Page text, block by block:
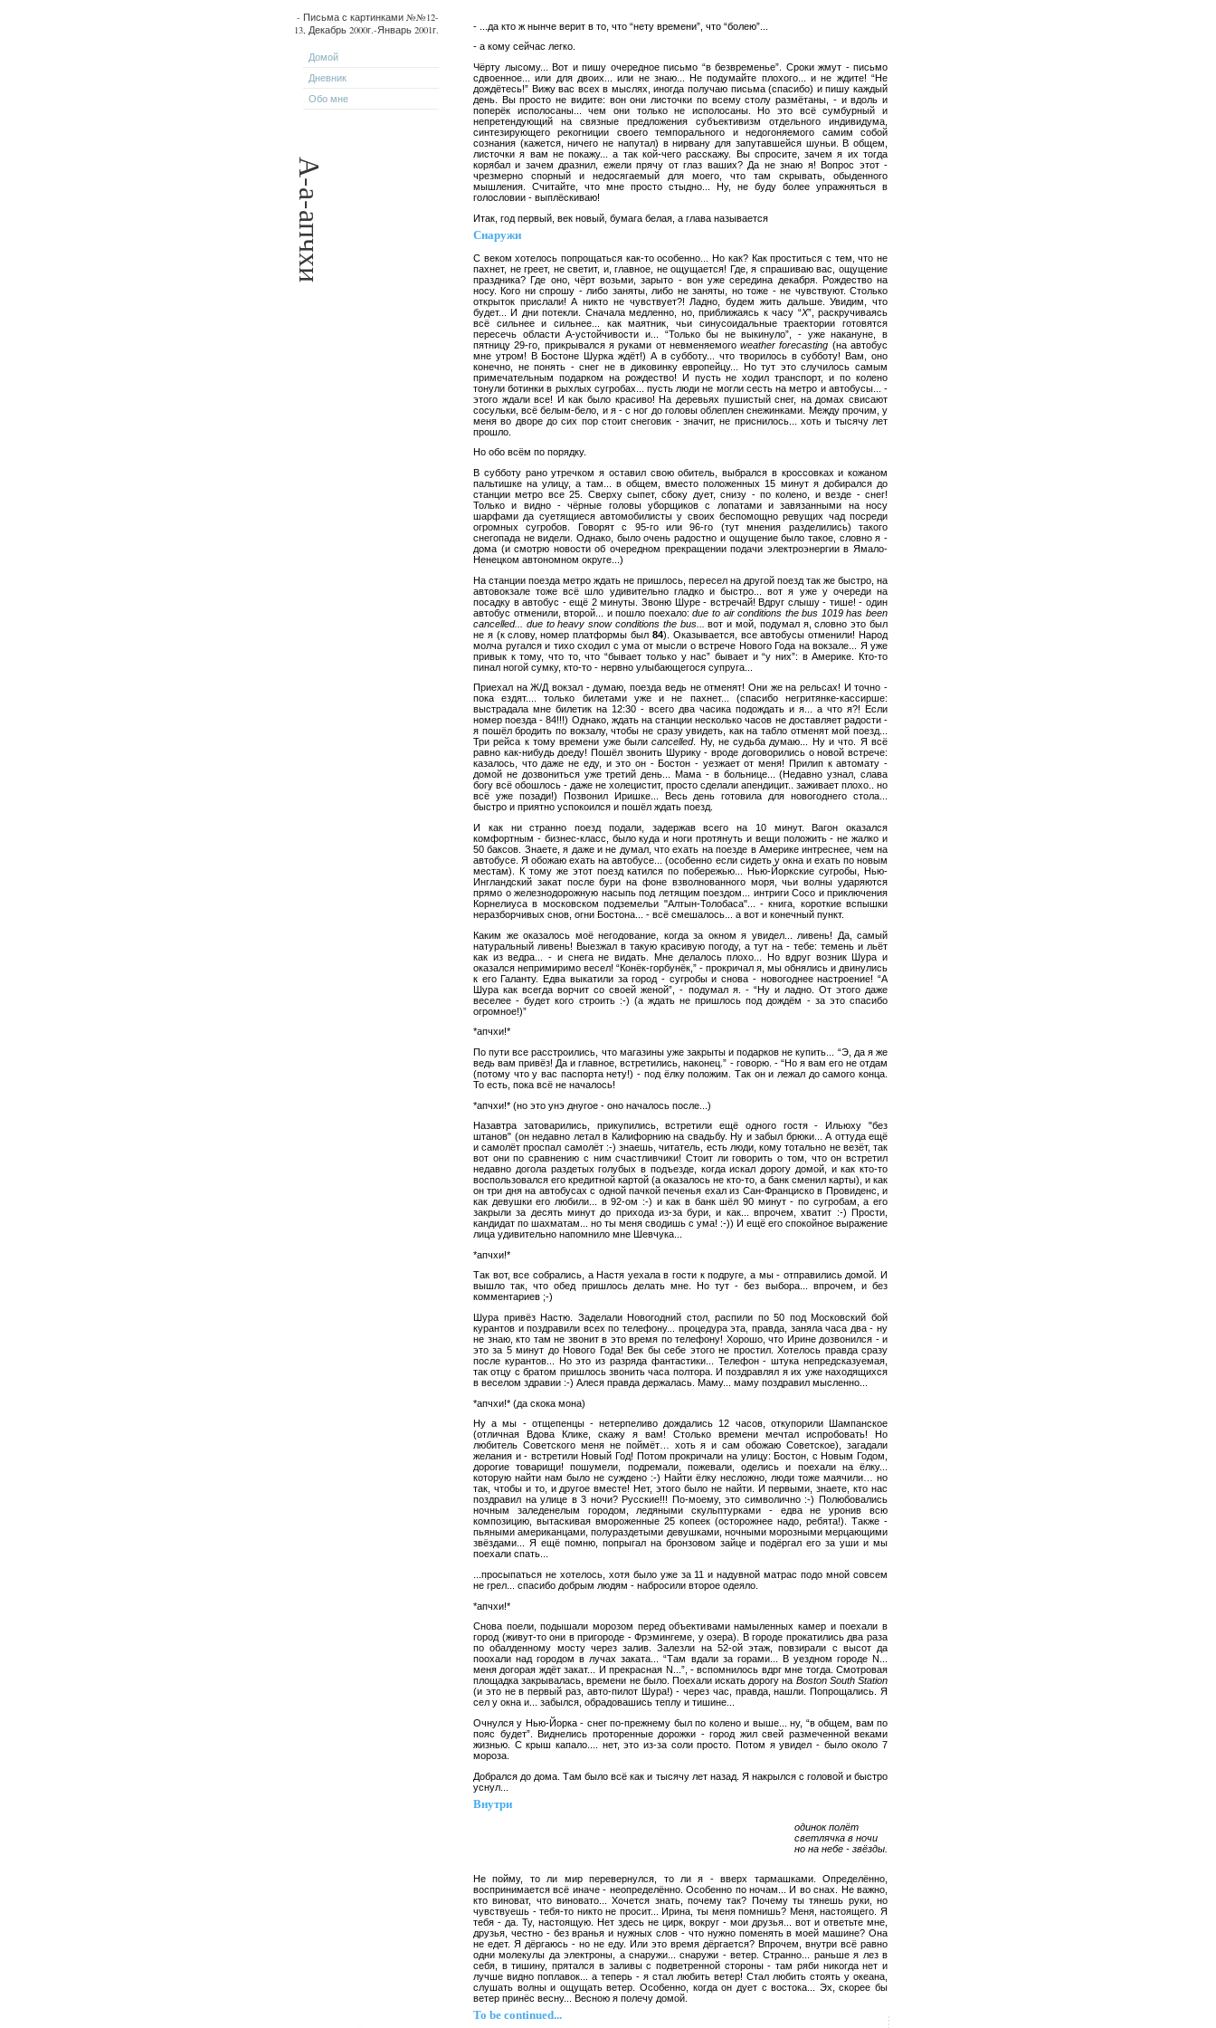
- Письма с картинками №№12-
13, Декабрь 2000г.-Январь 2001г.
Домой
Дневник
Обо мне
А-а-апчхи
- ...да кто ж нынче верит в то, что “нету времени”, что “болею”...
- а кому сейчас легко.
Чёрту лысому... Вот и пишу очередное письмо “в безвременье”. Сроки жмут - письмо
сдвоенное... или для двоих... или не знаю... Не подумайте плохого... и не ждите! “Не
дождётесь!” Вижу вас всех в мыслях, иногда получаю письма (спасибо) и пишу каждый
день. Вы просто не видите: вон они листочки по всему столу размётаны, - и вдоль и
поперёк исполосаны... чем они только не исполосаны. Но это всё сумбурный и
непретендующий на связные предложения субъективизм отдельного индивидума,
синтезирующего рекогниции своего темпорального и недогоняемого самим собой
сознания (кажется, ничего не напутал) в нирвану для запутавшейся шуньи. В общем,
листочки я вам не покажу... а так кой-чего расскажу. Вы спросите, зачем я их тогда
корябал и зачем дразнил, ежели прячу от глаз ваших? Да не знаю я! Вопрос этот -
чрезмерно спорный и недосягаемый для моего, что там скрывать, обыденного
мышления. Считайте, что мне просто стыдно... Ну, не буду более упражняться в
голословии - выплёскиваю!
Итак, год первый, век новый, бумага белая, а глава называется
Снаружи
С веком хотелось попрощаться как-то особенно... Но как? Как проститься с тем, что не
пахнет, не греет, не светит, и, главное, не ощущается! Где, я спрашиваю вас, ощущение
праздника? Где оно, чёрт возьми, зарыто - вон уже середина декабря. Рождество на
носу. Кого ни спрошу - либо заняты, либо не заняты, но тоже - не чувствуют. Столько
открыток прислали! А никто не чувствует?! Ладно, будем жить дальше. Увидим, что
будет... И дни потекли. Сначала медленно, но, приближаясь к часу “X”, раскручиваясь
всё сильнее и сильнее... как маятник, чьи синусоидальные траектории готовятся
пересечь области А-устойчивости и... “Только бы не выкинуло”, - уже накануне, в
пятницу 29-го, прикрывался я руками от невменяемогоweather forecasting (на автобус
мне утром! В Бостоне Шурка ждёт!) А в субботу... что творилось в субботу! Вам, оно
конечно, не понять - снег не в диковинку европейцу... Но тут это случилось самым
примечательным подарком на рождество! И пусть не ходил транспорт, и по колено
тонули ботинки в рыхлых сугробах... пусть люди не могли сесть на метро и автобусы... -
этого ждали все! И как было красиво! На деревьях пушистый снег, на домах свисают
сосульки, всё белым-бело, и я - с ног до головы облеплен снежинками. Между прочим, у
меня во дворе до сих пор стоит снеговик - значит, не приснилось... хоть и тысячу лет
прошло.
Но обо всём по порядку.
В субботу рано утречком я оставил свою обитель, выбрался в кроссовках и кожаном
пальтишке на улицу, а там... в общем, вместо положенных 15 минут я добирался до
станции метро все 25. Сверху сыпет, сбоку дует, снизу - по колено, и везде - снег!
Только и видно - чёрные головы уборщиков с лопатами и завязанными на носу
шарфами да суетящиеся автомобилисты у своих беспомощно ревущих чад посреди
огромных сугробов. Говорят с 95-го или 96-го (тут мнения разделились) такого
снегопада не видели. Однако, было очень радостно и ощущение было такое, словно я -
дома (и смотрю новости об очередном прекращении подачи электроэнергии в Ямало-
Ненецком автономном округе...)
На станции поезда метро ждать не пришлось, пересел на другой поезд так же быстро, на
автовокзале тоже всё шло удивительно гладко и быстро... вот я уже у очереди на
посадку в автобус - ещё 2 минуты. Звоню Шуре - встречай! Вдруг слышу - тише! - один
автобус отменили, второй... и пошло поехало:due to air conditions the bus 1019 has been
cancelled... due to heavy snow conditions the bus...
вот и мой, подумал я, словно это был
не я (к слову, номер платформы был 84). Оказывается, все автобусы отменили! Народ
молча ругался и тихо сходил с ума от мысли о встрече Нового Года на вокзале... Я уже
привык к тому, что то, что “бывает только у нас” бывает и “у них”: в Америке. Кто-то
пинал ногой сумку, кто-то - нервно улыбающегося супруга...
Приехал на Ж/Д вокзал - думаю, поезда ведь не отменят! Они же на рельсах! И точно -
пока ездят.... только билетами уже и не пахнет... (спасибо негритянке-кассирше:
выстрадала мне билетик на 12:30 - всего два часика подождать и я... а что я?! Если
номер поезда - 84!!!) Однако, ждать на станции несколько часов не доставляет радости -
я пошёл бродить по вокзалу, чтобы не сразу увидеть, как на табло отменят мой поезд...
Три рейса к тому времени уже былиcancelled. Ну, не судьба думаю... Ну и что. Я всё
равно как-нибудь доеду! Пошёл звонить Шурику - вроде договорились о новой встрече:
казалось, что даже не еду, и это он - Бостон - уезжает от меня! Прилип к автомату -
домой не дозвониться уже третий день... Мама - в больнице... (Недавно узнал, слава
богу всё обошлось - даже не холецистит, просто сделали апендицит.. заживает плохо.. но
всё уже позади!) Позвонил Иришке... Весь день готовила для новогоднего стола...
быстро и приятно успокоился и пошёл ждать поезд.
И как ни странно поезд подали, задержав всего на 10 минут. Вагон оказался
комфортным - бизнес-класс, было куда и ноги протянуть и вещи положить - не жалко и
50 баксов. Знаете, я даже и не думал, что ехать на поезде в Америке интреснее, чем на
автобусе. Я обожаю ехать на автобусе... (особенно если сидеть у окна и ехать по новым
местам). К тому же этот поезд катился по побережью... Нью-Йоркские сугробы, Нью-
Ингландский закат после бури на фоне взволнованного моря, чьи волны ударяются
прямо о железнодорожную насыпь под летящим поездом... интриги Сосо и приключения
Корнелиуса в московском подземельи "Алтын-Толобаса"... - книга, короткие вспышки
неразборчивых снов, огни Бостона... - всё смешалось... а вот и конечный пункт.
Каким же оказалось моё негодование, когда за окном я увидел... ливень! Да, самый
натуральный ливень! Выезжал в такую красивую погоду, а тут на - тебе: темень и льёт
как из ведра... - и снега не видать. Мне делалось плохо... Но вдруг возник Шура и
оказался непримиримо весел! “Конёк-горбунёк,” - прокричал я, мы обнялись и двинулись
к его Галанту. Едва выкатили за город - сугробы и снова - новогоднее настроение! “А
Шура как всегда ворчит со своей женой”, - подумал я. - “Ну и ладно. От этого даже
веселее - будет кого строить :-) (а ждать не пришлось под дождём - за это спасибо
огромное!)”
*апчхи!*
По пути все расстроились, что магазины уже закрыты и подарков не купить... “Э, да я же
ведь вам привёз! Да и главное, встретились, наконец.” - говорю. - “Но я вам его не отдам
(потому что у вас паспорта нету!) - под ёлку положим. Так он и лежал до самого конца.
То есть, пока всё не началось!
*апчхи!* (но это унэ днугое - оно началось после...)
Назавтра затоварились, прикупились, встретили ещё одного гостя - Ильюху "без
штанов" (он недавно летал в Калифорнию на свадьбу. Ну и забыл брюки... А оттуда ещё
и самолёт проспал самолёт :-) знаешь, читатель, есть люди, кому тотально не везёт, так
вот они по сравнению с ним счастливчики! Стоит ли говорить о том, что он встретил
недавно догола раздетых голубых в подъезде, когда искал дорогу домой, и как кто-то
воспользовался его кредитной картой (а оказалось не кто-то, а банк сменил карты), и как
он три дня на автобусах с одной пачкой печенья ехал из Сан-Франциско в Провиденс, и
как девушки его любили... в 92-ом :-) и как в банк шёл 90 минут - по сугробам, а его
закрыли за десять минут до прихода из-за бури, и как... впрочем, хватит :-) Прости,
кандидат по шахматам... но ты меня сводишь с ума! :-)) И ещё его спокойное выражение
лица удивительно напомнило мне Шевчука...
*апчхи!*
Так вот, все собрались, а Настя уехала в гости к подруге, а мы - отправились домой. И
вышло так, что обед пришлось делать мне. Но тут - без выбора... впрочем, и без
комментариев ;-)
Шура привёз Настю. Заделали Новогодний стол, распили по 50 под Московский бой
курантов и поздравили всех по телефону... процедура эта, правда, заняла часа два - ну
не знаю, кто там не звонит в это время по телефону! Хорошо, что Ирине дозвонился - и
это за 5 минут до Нового Года! Век бы себе этого не простил. Хотелось правда сразу
после курантов... Но это из разряда фантастики... Телефон - штука непредсказуемая,
так отцу с братом пришлось звонить часа полтора. И поздравлял я их уже находящихся
в веселом здравии :-) Алеся правда держалась. Маму... маму поздравил мысленно...
*апчхи!* (да скока мона)
Ну а мы - отщепенцы - нетерпеливо дождались 12 часов, откупорили Шампанское
(отличная Вдова Клике, скажу я вам! Столько времени мечтал испробовать! Но
любитель Советского меня не поймёт… хоть я и сам обожаю Советское), загадали
желания и - встретили Новый Год! Потом прокричали на улицу: Бостон, с Новым Годом,
дорогие товарищи! пошумели, подремали, пожевали, оделись и поехали на ёлку...
которую найти нам было не суждено :-) Найти ёлку несложно, люди тоже маячили… но
так, чтобы и то, и другое вместе! Нет, этого было не найти. И первыми, знаете, кто нас
поздравил на улице в 3 ночи? Русские!!! По-моему, это символично :-) Полюбовались
ночным заледенелым городом, ледяными скульптурками - едва не уронив всю
композицию, вытаскивая вмороженные 25 копеек (осторожнее надо, ребята!). Также -
пьяными американцами, полураздетыми девушками, ночными морозными мерцающими
звёздами... Я ещё помню, попрыгал на бронзовом зайце и подёргал его за уши и мы
поехали спать...
...просыпаться не хотелось, хотя было уже за 11 и надувной матрас подо мной совсем
не грел... спасибо добрым людям - набросили второе одеяло.
*апчхи!*
Снова поели, подышали морозом перед объективами намыленных камер и поехали в
город (живут-то они в пригороде - Фрэмингеме, у озера). В городе прокатились два раза
по обалденному мосту через залив. Залезли на 52-ой этаж, повзирали с высот да
поохали над городом в лучах заката... “Там вдали за горами... В уездном городе N...
меня догорая ждёт закат... И прекрасная N...”, - вспомнилось вдрг мне тогда. Смотровая
площадка закрывалась, времени не было. Поехали искать дорогу на Boston South Station
(и это не в первый раз, авто-пилот Шура!) - через час, правда, нашли. Попрощались. Я
сел у окна и... забылся, обрадовашись теплу и тишине...
Очнулся у Нью-Йорка - снег по-прежнему был по колено и выше... ну, “в общем, вам по
пояс будет”. Виднелись проторенные дорожки - город жил свей размеченной веками
жизнью. С крыш капало.... нет, это из-за соли просто. Потом я увидел - было около 7
мороза.
Добрался до дома. Там было всё как и тысячу лет назад. Я накрылся с головой и быстро
уснул...
Внутри
одинок полёт
светлячка в ночи
но на небе - звёзды.
Не пойму, то ли мир перевернулся, то ли я - вверх тармашками. Определённо,
воспринимается всё иначе - неопределённо. Особенно по ночам... И во снах. Не важно,
кто виноват, что виновато... Хочется знать, почему так? Почему ты тянешь руки, но
чувствуешь - тебя-то никто не просит... Ирина, ты меня помнишь? Меня, настоящего. Я
тебя - да. Ту, настоящую. Нет здесь не цирк, вокруг - мои друзья... вот и ответьте мне,
друзья, честно - без вранья и нужных слов - что нужно поменять в моей машине? Она
не едет. Я дёргаюсь - но не еду. Или это время дёргается? Впрочем, внутри всё равно
одни молекулы да электроны, а снаружи... снаружи - ветер. Странно... раньше я лез в
себя, в тишину, прятался в заливы с подветренной стороны - там ряби никогда нет и
лучше видно поплавок... а теперь - я стал любить ветер! Стал любить стоять у океана,
слушать волны и ощущать ветер. Особенно, когда он дует с востока... Эх, скорее бы
ветер принёс весну... Весною я полечу домой.
То be continued...